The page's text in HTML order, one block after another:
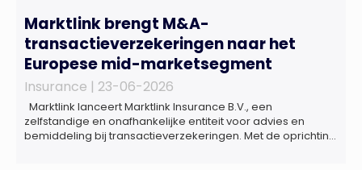
Marktlink brengt M&A-
transactieverzekeringen naar het
Europese mid-marketsegment
Insurance | 23-06-2026
Marktlink lanceert Marktlink Insurance B.V., een
zelfstandige en onafhankelijke entiteit voor advies en
bemiddeling bij transactieverzekeringen. Met de oprichting